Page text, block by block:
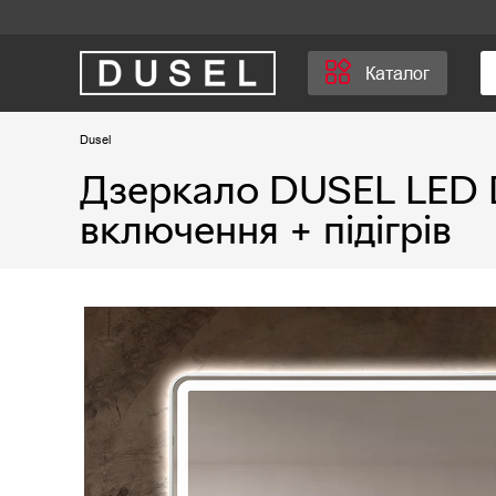
Каталог
Dusel
Дзеркало DUSEL
включення + підігрів